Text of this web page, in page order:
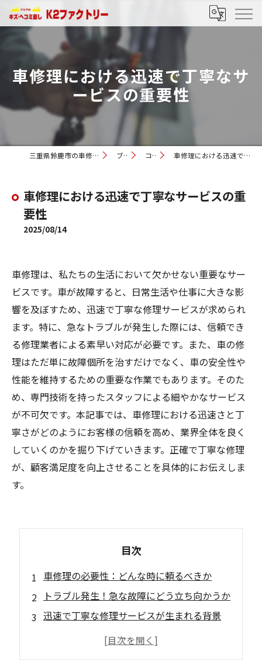
車修理における迅速で丁寧なサ
ービスの重要性
三重県鈴鹿市の車修理ならK2ファクトリー ブログ コラム 車修理における迅速で丁寧なサービスの重要性
車修理における迅速で丁寧なサービスの重
要性
2025/08/14
車修理は、私たちの生活において欠かせない重要なサー
ビスです。車が故障すると、日常生活や仕事に大きな影
響を及ぼすため、迅速で丁寧な修理サービスが求められ
ます。特に、急なトラブルが発生した際には、信頼でき
る修理業者による素早い対応が必要です。また、車の修
理はただ単に故障個所を治すだけでなく、車の安全性や
性能を維持するための重要な作業でもあります。そのた
め、専門技術を持ったスタッフによる細やかなサービス
が不可欠です。本記事では、車修理における迅速さと丁
寧さがどのようにお客様の信頼を高め、業界全体を良く
していくのかを掘り下げていきます。正確で丁寧な修理
が、顧客満足度を向上させることを具体的にお伝えしま
す。
目次
車修理の必要性：どんな時に頼るべきか
トラブル発生！急な故障にどう立ち向かうか
迅速で丁寧な修理サービスが生まれる背景
お客様の信頼を得るためには何が必要か